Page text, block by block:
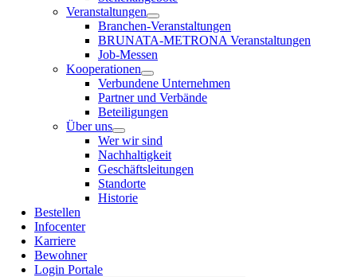
Veranstaltungen
Branchen-Veranstaltungen
BRUNATA-METRONA Veranstaltungen
Job-Messen
Kooperationen
Verbundene Unternehmen
Partner und Verbände
Beteiligungen
Über uns
Wer wir sind
Nachhaltigkeit
Geschäftsleitungen
Standorte
Historie
Bestellen
Infocenter
Karriere
Bewohner
Login Portale